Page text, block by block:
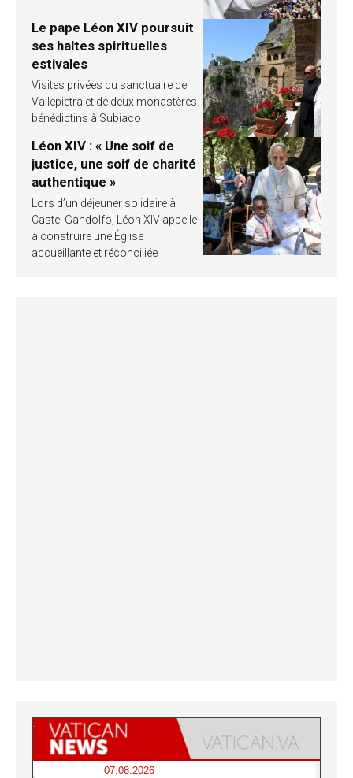
Le pape Léon XIV poursuit
ses haltes spirituelles
estivales
Visites privées du sanctuaire de
Vallepietra et de deux monastères
bénédictins à Subiaco
Léon XIV : « Une soif de
justice, une soif de charité
authentique »
Lors d’un déjeuner solidaire à
Castel Gandolfo, Léon XIV appelle
à construire une Église
accueillante et réconciliée
07.08.2026